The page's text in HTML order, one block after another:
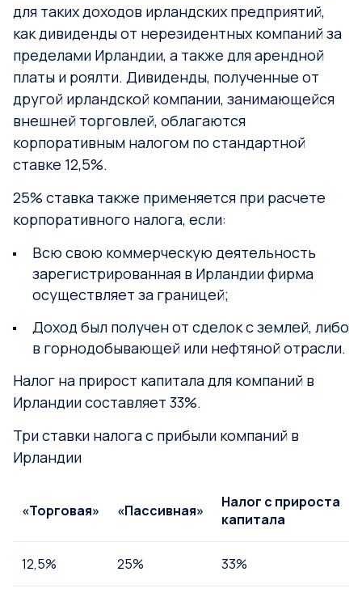
для таких доходов ирландских предприятий,
как дивиденды от нерезидентных компаний за
пределами Ирландии, а также для арендной
платы и роялти. Дивиденды, полученные от
другой ирландской компании, занимающейся
внешней торговлей, облагаются
корпоративным налогом по стандартной
ставке 12,5%.
25% ставка также применяется при расчете
корпоративного налога, если:
Всю свою коммерческую деятельность
зарегистрированная в Ирландии фирма
осуществляет за границей;
Доход был получен от сделок с землей, либо
в горнодобывающей или нефтяной отрасли.
Налог на прирост капитала для компаний в
Ирландии составляет 33%.
Три ставки налога с прибыли компаний в
Ирландии
«Торговая» «Пассивная»
Налог с прироста
капитала
12,5% 25% 33%